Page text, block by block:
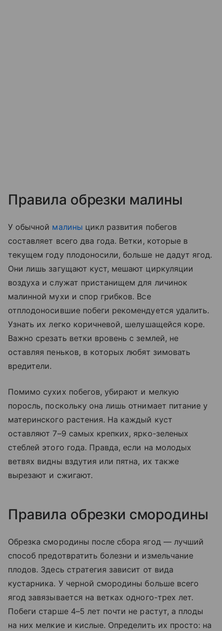
Правила обрезки малины
У обычной малины цикл развития побегов
составляет всего два года. Ветки, которые в
текущем году плодоносили, больше не дадут ягод.
Они лишь загущают куст, мешают циркуляции
воздуха и служат пристанищем для личинок
малинной мухи и спор грибков. Все
отплодоносившие побеги рекомендуется удалить.
Узнать их легко коричневой, шелушащейся коре.
Важно срезать ветки вровень с землей, не
оставляя пеньков, в которых любят зимовать
вредители.
Помимо сухих побегов, убирают и мелкую
поросль, поскольку она лишь отнимает питание у
материнского растения. На каждый куст
оставляют 7–9 самых крепких, ярко-зеленых
стеблей этого года. Правда, если на молодых
ветвях видны вздутия или пятна, их также
вырезают и сжигают.
Правила обрезки смородины
Обрезка смородины после сбора ягод — лучший
способ предотвратить болезни и измельчание
плодов. Здесь стратегия зависит от вида
кустарника. У черной смородины больше всего
ягод завязывается на ветках одного-трех лет.
Побеги старше 4–5 лет почти не растут, а плоды
на них мелкие и кислые. Определить их просто: на